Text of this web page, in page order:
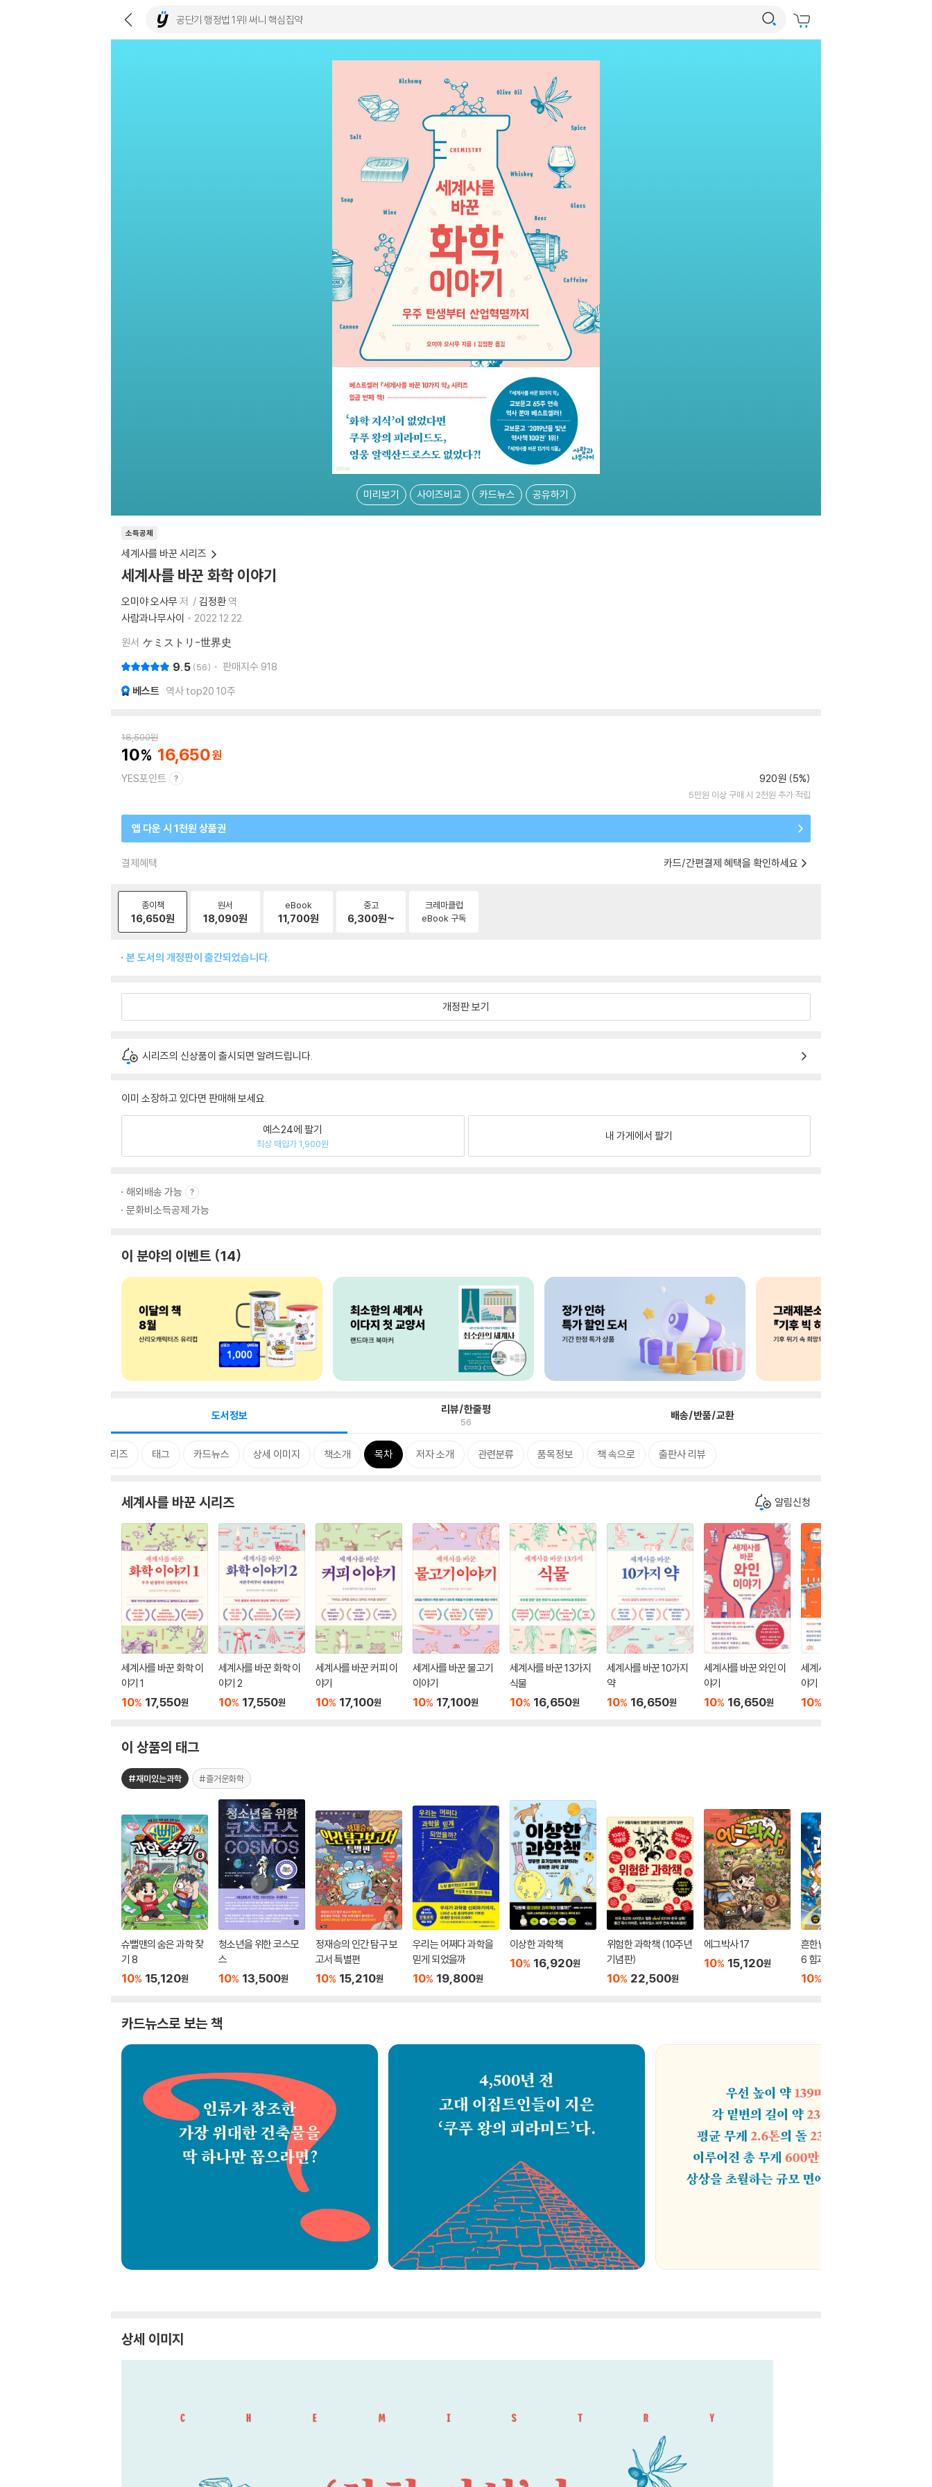
미리보기 사이즈비교 카드뉴스 공유하기
소득공제
세계사를 바꾼 시리즈
세계사를 바꾼 화학 이야기
오미야 오사무 저 김정환 역
사람과나무사이
2022.12.22.
원서 ケミストリ-世界史
9.5 56 판매지수 918
베스트 역사 top20 10주
18,500원
10 16,650
YES포인트 920원 (5%)
5만원 이상 구매 시 2천원 추가 적립
앱 다운 시 1천원 상품권
결제혜택 카드/간편결제 혜택을 확인하세요
종이책
16,650원
원서
18,090원
eBook
11,700원
중고
6,300원~
크레마클럽
eBook 구독
본 도서의 개정판이 출간되었습니다.
개정판 보기
시리즈의 신상품이 출시되면 알려드립니다.
이미 소장하고 있다면 판매해 보세요.
예스24에 팔기
최상 매입가 1,900원
내 가게에서 팔기
해외배송 가능
문화비소득공제 가능
이 분야의 이벤트 14
도서정보 리뷰/한줄평
56 배송/반품/교환
시리즈 태그 카드뉴스 상세 이미지 책소개 목차 저자 소개 관련분류 품목정보 책 속으로 출판사 리뷰
세계사를 바꾼 시리즈 알림신청
세계사를 바꾼 화학 이
야기 1
10% 17,550원
세계사를 바꾼 화학 이
야기 2
10% 17,550원
세계사를 바꾼 커피 이
야기
10% 17,100원
세계사를 바꾼 물고기
이야기
10% 17,100원
세계사를 바꾼 13가지
식물
10% 16,650원
세계사를 바꾼 10가지
약
10% 16,650원
세계사를 바꾼 와인 이
야기
10% 16,650원
세계사를 바꾼 맥주 이
야기
10%
이 상품의 태그
#재미있는과학 #즐거운화학
슈뻘맨의 숨은 과학 찾
기 8
10% 15,120원
청소년을 위한 코스모
스
10% 13,500원
정재승의 인간 탐구 보
고서 특별편
10% 15,210원
우리는 어쩌다 과학을
믿게 되었을까
10% 19,800원
이상한 과학책
10% 16,920원
위험한 과학책 (10주년
기념판)
10% 22,500원
에그박사 17
10% 15,120원
흔한남매 과학 탐험대 1
6 힘과 운동
10%
카드뉴스로 보는 책
상세 이미지